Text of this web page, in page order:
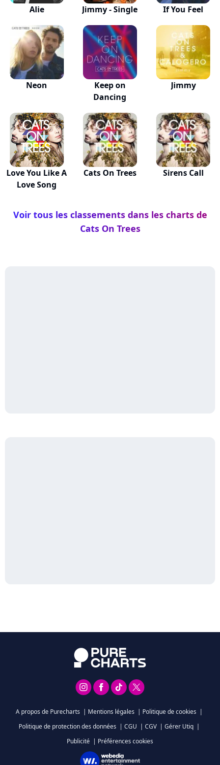
Alie Jimmy - Single If You Feel
Neon
Keep on
Dancing
Jimmy
Love You Like A
Love Song
Cats On Trees Sirens Call
Voir tous les classements dans les charts de
Cats On Trees
A propos de Purecharts | Mentions légales | Politique de cookies |
Politique de protection des données | CGU | CGV | Gérer Utiq |
Publicité | Préférences cookies